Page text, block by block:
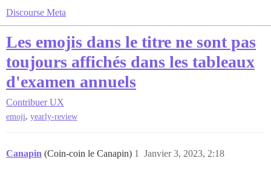
Discourse Meta
Les emojis dans le titre ne sont pas
toujours affichés dans les tableaux
d'examen annuels
Contribuer UX
emoji, yearly-review
Canapin (Coin-coin le Canapin) Janvier 3, 2023, 2:18
1